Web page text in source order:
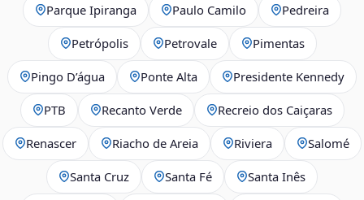
Parque Ipiranga Paulo Camilo Pedreira
Petrópolis Petrovale Pimentas
Pingo D’água Ponte Alta Presidente Kennedy
PTB Recanto Verde Recreio dos Caiçaras
Renascer Riacho de Areia Riviera Salomé
Santa Cruz Santa Fé Santa Inês